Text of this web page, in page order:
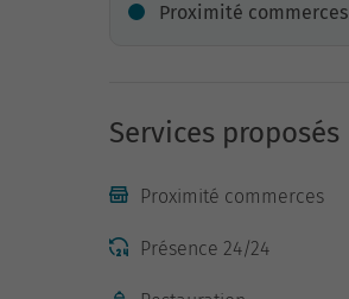
Proximité commerces
Services proposés
Proximité commerces
Présence 24/24